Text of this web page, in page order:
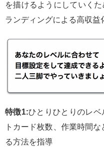
を描けるようにしていく
ランディングによる高収益
特徴1:ひとりひとりのレ
トカード枚数、作業時間
る方法を指導